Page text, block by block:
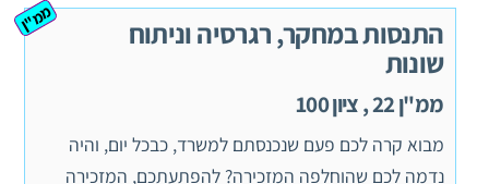
התנסות במחקר, רגרסיה וניתוח
שונות
ממ"ן 22 , ציון 100
ממ"ן
מבוא קרה לכם פעם שנכנסתם למשרד, כבכל יום, והיה
נדמה לכם שהוחלפה המזכירה? להפתעתכם, המזכירה